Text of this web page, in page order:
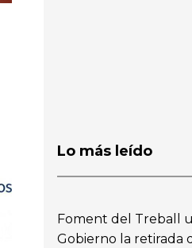
Lo más leído
Foment del Treball
Gobierno la retirada